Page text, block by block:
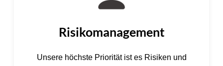
Risikomanagement
Unsere höchste Priorität ist es Risiken und